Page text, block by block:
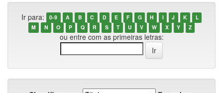
Ir para: 0-9 A B C D E F G H I J K
L
M
N O P Q R S T U V W X Y Z
ou entre com as primeiras letras: